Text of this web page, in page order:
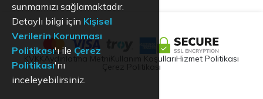
Aydınlatma Metni Kullanım KoşullarıHizmet Politikası
Çerez Politikası
sunmamızı sağlamaktadır.
Detaylı bilgi için Kişisel
Verilerin Korunması
Politikası'ı ile Çerez
Politikası'nı
inceleyebilirsiniz.